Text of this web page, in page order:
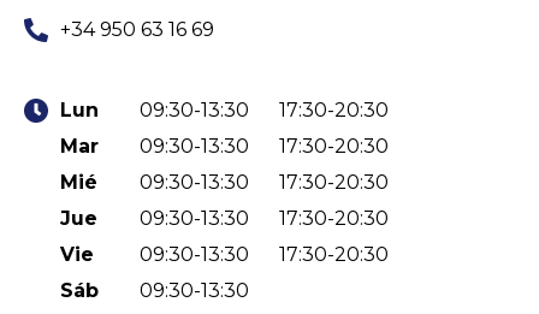
+34 950 63 16 69
Lun 09:30-13:30
17:30-20:30
Mar
09:30-13:30
17:30-20:30
Mié
09:30-13:30
17:30-20:30
Jue
09:30-13:30
17:30-20:30
Vie
09:30-13:30
17:30-20:30
Sáb
09:30-13:30